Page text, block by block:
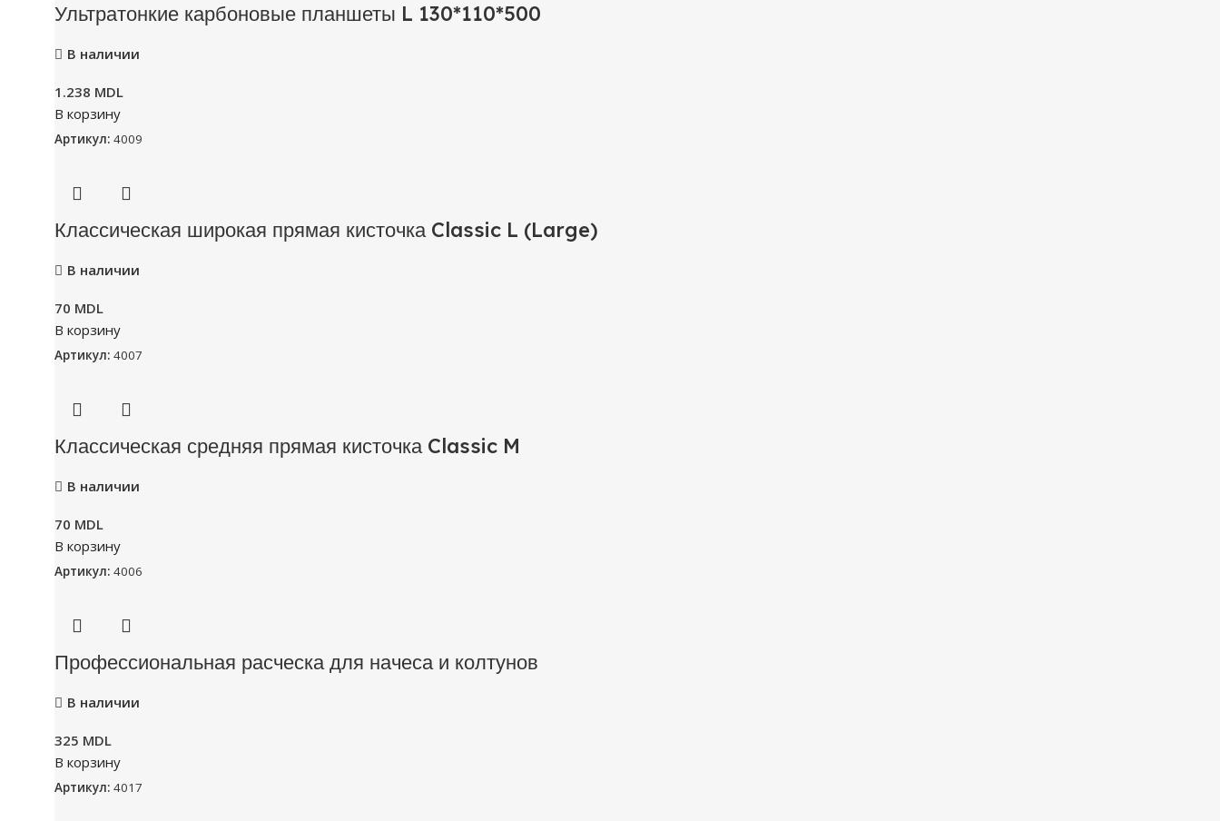
Ультратонкие карбоновые планшеты L 130*110*500
В наличии
1.238 MDL
В корзину
Артикул: 4009
Классическая широкая прямая кисточка Classic L (Large)
В наличии
70 MDL
В корзину
Артикул: 4007
Классическая средняя прямая кисточка Classic M
В наличии
70 MDL
В корзину
Артикул: 4006
Профессиональная расческа для начеса и колтунов
В наличии
325 MDL
В корзину
Артикул: 4017